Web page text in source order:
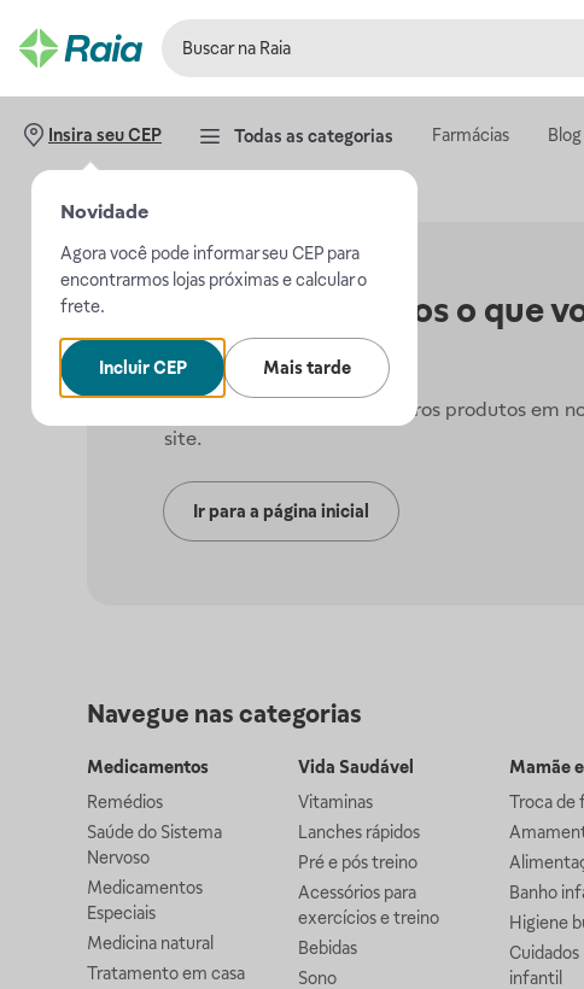
Insira seu CEP
Novidade
Agora você pode informar seu CEP para
encontrarmos lojas próximas e calcular o
frete.
Incluir CEP Mais tarde
Todas as categorias Farmácias Blog
Não encontramos o que
procurava.
Mas, você pode conferir outros produtos em
site.
Ir para a página inicial
Navegue nas categorias
Medicamentos
Remédios
Saúde do Sistema
Nervoso
Medicamentos
Especiais
Medicina natural
Tratamento em casa
Vida Saudável
Vitaminas
Lanches rápidos
Pré e pós treino
Acessórios para
exercícios e treino
Bebidas
Sono
Mamãe
Troca de
Banho
Higiene
Cuidados
infantil